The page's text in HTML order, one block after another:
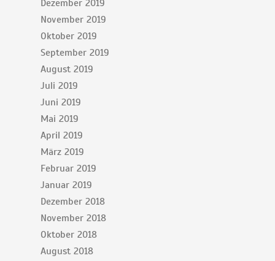
Dezember 2019
November 2019
Oktober 2019
September 2019
August 2019
Juli 2019
Juni 2019
Mai 2019
April 2019
März 2019
Februar 2019
Januar 2019
Dezember 2018
November 2018
Oktober 2018
August 2018